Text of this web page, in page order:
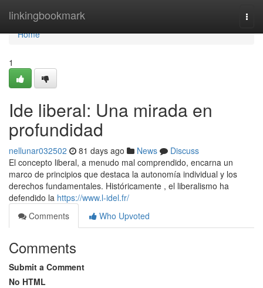
linkingbookmark
Home
Home
1
Ide liberal: Una mirada en
profundidad
nellunar032502 81 days ago News
Discuss
El concepto liberal, a menudo mal comprendido, encarna un
marco de principios que destaca la autonomía individual y los
derechos fundamentales. Históricamente , el liberalismo ha
defendido la https://www.l-idel.fr/
Comments
Who Upvoted
Comments
Submit a Comment
No HTML